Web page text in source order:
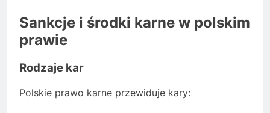
Sankcje i środki karne w polskim
prawie
Rodzaje kar
Polskie prawo karne przewiduje kary: